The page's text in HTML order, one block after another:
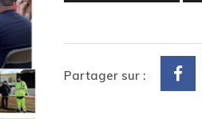
Partager sur :